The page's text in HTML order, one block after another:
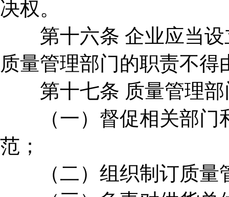
决权。
第十六条 企业应当设
质量管理部门的职责不
第十七条 质量管理部
（一）督促相关部门
范；
（二）组织制订质量